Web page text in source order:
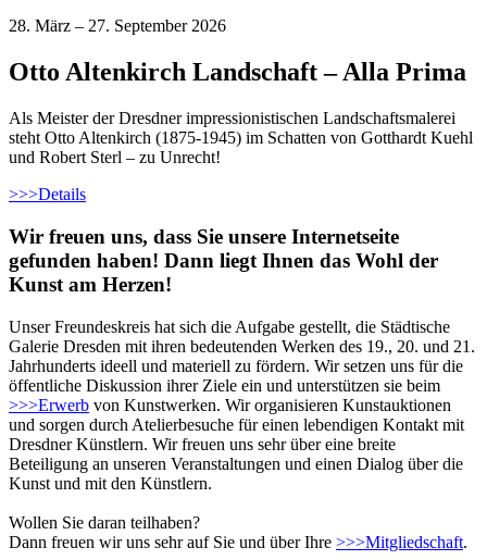
28. März – 27. September 2026
Otto Altenkirch Landschaft – Alla Prima
Als Meister der Dresdner impressionistischen Landschaftsmalerei
steht Otto Altenkirch (1875-1945) im Schatten von Gotthardt Kuehl
und Robert Sterl – zu Unrecht!
>>>Details
Wir freuen uns, dass Sie unsere Internetseite
gefunden haben! Dann liegt Ihnen das Wohl der
Kunst am Herzen!
Unser Freundeskreis hat sich die Aufgabe gestellt, die Städtische
Galerie Dresden mit ihren bedeutenden Werken des 19., 20. und 21.
Jahrhunderts ideell und materiell zu fördern. Wir setzen uns für die
öffentliche Diskussion ihrer Ziele ein und unterstützen sie beim
>>>Erwerb von Kunstwerken. Wir organisieren Kunstauktionen
und sorgen durch Atelierbesuche für einen lebendigen Kontakt mit
Dresdner Künstlern. Wir freuen uns sehr über eine breite
Beteiligung an unseren Veranstaltungen und einen Dialog über die
Kunst und mit den Künstlern.
Wollen Sie daran teilhaben?
Dann freuen wir uns sehr auf Sie und über Ihre >>>Mitgliedschaft.